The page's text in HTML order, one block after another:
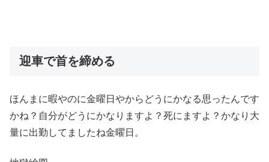
迎車で首を締める
ほんまに暇やのに金曜日やからどうにかなる思ったんです
かね？自分がどうにかなりますよ？死にますよ？かなり大
量に出勤してましたね金曜日。